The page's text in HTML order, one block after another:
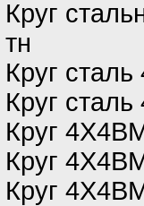
Круг
тн
Круг
Круг
Круг
Круг
Круг